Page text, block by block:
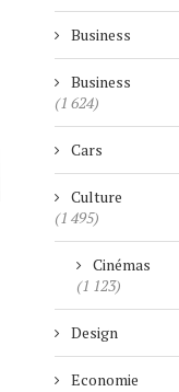
Business
Business
(1 624)
Cars
Culture
(1 495)
Cinémas
(1 123)
Design
Economie